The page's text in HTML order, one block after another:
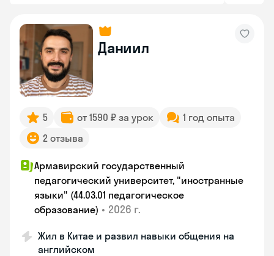
Даниил
5 от 1590 ₽ за урок
1 год опыта
2 отзыва
Армавирский государственный
педагогический университет, "иностранные
языки" (44.03.01 педагогическое
образование) • 2026 г.
Жил в Китае и развил навыки общения на
английском